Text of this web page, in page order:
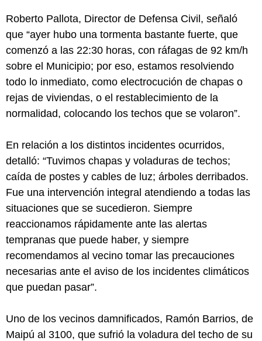
Roberto Pallota, Director de Defensa Civil, señaló
que “ayer hubo una tormenta bastante fuerte, que
comenzó a las 22:30 horas, con ráfagas de 92 km/h
sobre el Municipio; por eso, estamos resolviendo
todo lo inmediato, como electrocución de chapas o
rejas de viviendas, o el restablecimiento de la
normalidad, colocando los techos que se volaron”.
En relación a los distintos incidentes ocurridos,
detalló: “Tuvimos chapas y voladuras de techos;
caída de postes y cables de luz; árboles derribados.
Fue una intervención integral atendiendo a todas las
situaciones que se sucedieron. Siempre
reaccionamos rápidamente ante las alertas
tempranas que puede haber, y siempre
recomendamos al vecino tomar las precauciones
necesarias ante el aviso de los incidentes climáticos
que puedan pasar”.
Uno de los vecinos damnificados, Ramón Barrios, de
Maipú al 3100, que sufrió la voladura del techo de su